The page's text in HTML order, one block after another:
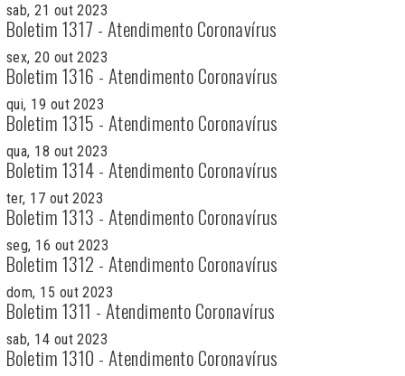
sab, 21 out 2023
Boletim 1317 - Atendimento Coronavírus
sex, 20 out 2023
Boletim 1316 - Atendimento Coronavírus
qui, 19 out 2023
Boletim 1315 - Atendimento Coronavírus
qua, 18 out 2023
Boletim 1314 - Atendimento Coronavírus
ter, 17 out 2023
Boletim 1313 - Atendimento Coronavírus
seg, 16 out 2023
Boletim 1312 - Atendimento Coronavírus
dom, 15 out 2023
Boletim 1311 - Atendimento Coronavírus
sab, 14 out 2023
Boletim 1310 - Atendimento Coronavírus